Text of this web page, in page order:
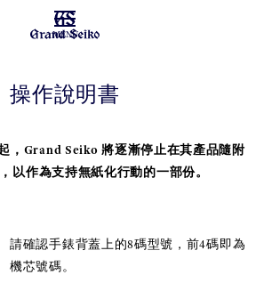
MENU
操作說明書
，Grand Seiko 將逐漸停止在其產品隨附
以作為支持無紙化行動的一部份。
請確認手錶背蓋上的8碼型號，前4碼即為
機芯號碼。